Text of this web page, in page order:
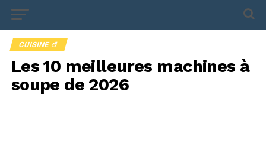
CUISINE 🥤
Les 10 meilleures machines à
soupe de 2026